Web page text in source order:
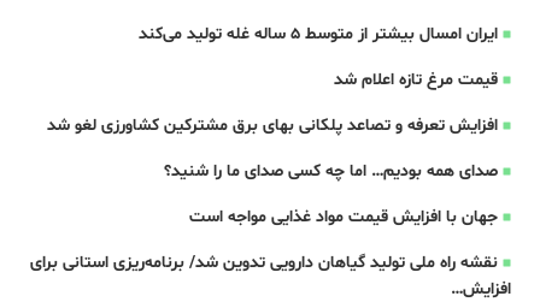
ایران امسال بیشتر از متوسط 5 ساله غله تولید می‌کند
قیمت مرغ تازه اعلام شد
افزایش تعرفه و تصاعد پلکانی بهای برق مشترکین کشاورزی لغو شد
صدای همه بودیم… اما چه کسی صدای ما را شنید؟
جهان با افزایش قیمت مواد غذایی مواجه است
نقشه راه ملی تولید گیاهان دارویی تدوین شد/ برنامه‌ریزی استانی برای
افزایش…